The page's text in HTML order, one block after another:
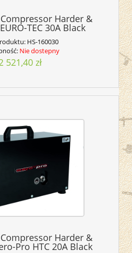
Harder &
TEC 30A Black
HS-160030
Nie dostepny
521,40 zł
Harder &
Pro HTC 20A Black